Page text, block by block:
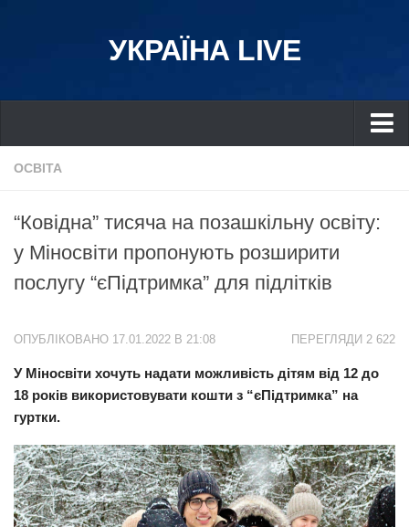
УКРАЇНА LIVE
Україна
Дніпро
Львів
Івано-Франківськ
Донбас
Одеса
Економіка
Політика
ОСВІТА
“Ковідна” тисяча на позашкільну освіту:
у Міносвіти пропонують розширити
послугу “єПідтримка” для підлітків
ПЕРЕГЛЯДИ 2 622
ОПУБЛІКОВАНО 17.01.2022 В 21:08
У Міносвіти хочуть надати можливість дітям від 12 до
18 років використовувати кошти з “єПідтримка” на
гуртки.